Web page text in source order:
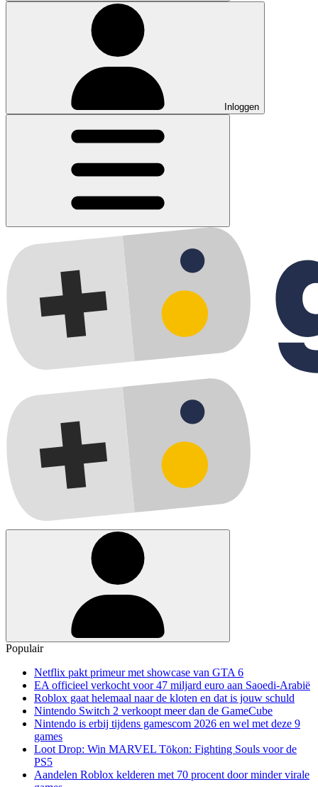
Inloggen
Populair
Netflix pakt primeur met showcase van GTA 6
EA officieel verkocht voor 47 miljard euro aan Saoedi-Arabië
Roblox gaat helemaal naar de kloten en dat is jouw schuld
Nintendo Switch 2 verkoopt meer dan de GameCube
Nintendo is erbij tijdens gamescom 2026 en wel met deze 9
games
Loot Drop: Win MARVEL Tōkon: Fighting Souls voor de
PS5
Aandelen Roblox kelderen met 70 procent door minder virale